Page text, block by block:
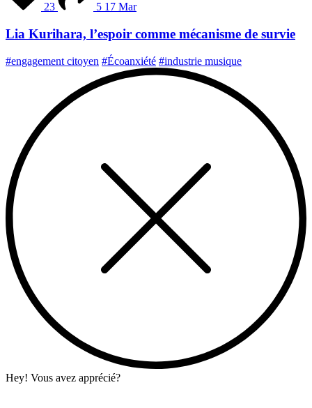
23 5 17 Mar
Lia Kurihara, l’espoir comme mécanisme de survie
#engagement citoyen #Écoanxiété #industrie musique
Hey! Vous avez apprécié?